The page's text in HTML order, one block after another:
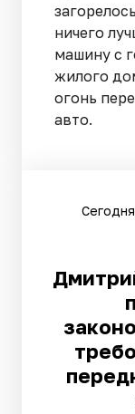
ничего
машину с
жилого
огонь
авто.